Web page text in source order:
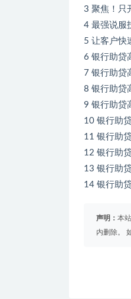
3 聚焦！只
4 最强说服
5 让客户快
6 银行助贷
7 银行助贷
8 银行助贷
9 银行助贷
10 银行助
11 银行助
12 银行助
13 银行助
14 银行助
声明： 本
内删除。